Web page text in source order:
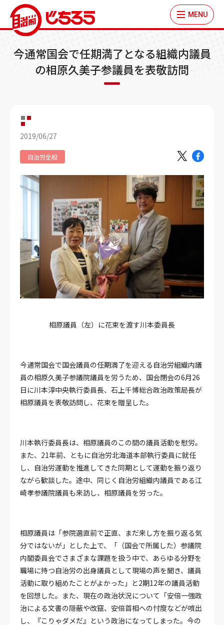
MENU
今通常国会で任期満了となる組織内議員
の相原久美子参議員を表敬訪問
2019/06/27
自治労全般
相原議員（左）に花束を渡す川本委員長
今通常国会で国会議員の任期満了を迎える自治労組織内議
員の相原久美子参議院議員を労うため、国会閉会の6月26
日に川本淳中央執行委員長、石上千博総合政治政策局長が
相原議員を表敬訪問し、花束を贈呈した。
川本執行委員長は、相原議員のこの間の議員活動を慰労。
また、21年前、ともに自治労北海道本部執行委員に就任
し、自治労運動を推進してきた同期として運動を振り返り
ながら歓談した。途中、同じく自治労組織内議員である江
崎孝参議院議員も来訪し、相原議員を労った。
相原議員は「参院選直前で正直、まだ来し方を振り返る気
分ではないが」とした上で、「（国会で所属した）参議院
内閣委員会でさまざまな課題を扱う中で、あらゆる分野を
職場に持つ自治労の出身議員として現場の声を聞き、議員
活動に取り組めたことがよかった」と2期12年の議員活動
を回想した。また、現在の政治状況について「安倍一強政
治による文書の隠蔽や改竄、安倍首相への忖度などが噴出
し、『こりゃダメだ』という政治になってしまった。今の